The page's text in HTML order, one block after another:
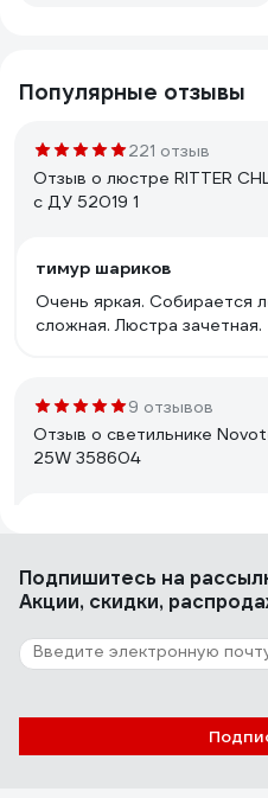
Популярные отзывы
221 отзыв
Отзыв о люстре RITTER
с ДУ 52019 1
тимур шариков
Очень яркая. Собирается
сложная. Люстра зачетная.
9 отзывов
Отзыв о светильнике
25W 358604
251 отзыв
Отзыв о люстре RITTER
52360 4
Александр Ю.
Подпишитесь на
Акции, скидки,